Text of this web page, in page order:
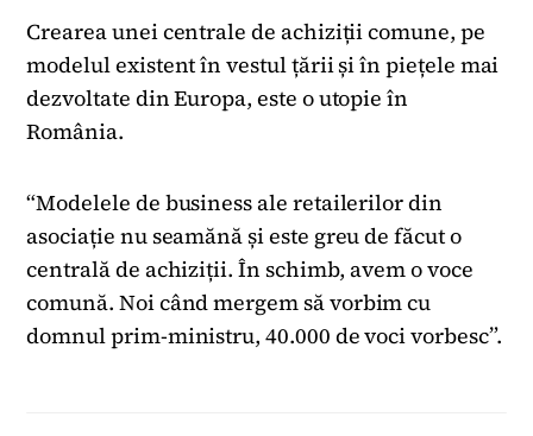
Crearea unei centrale de achiziții comune, pe
modelul existent în vestul țării și în piețele mai
dezvoltate din Europa, este o utopie în
România.
“Modelele de business ale retailerilor din
asociație nu seamănă și este greu de făcut o
centrală de achiziții. În schimb, avem o voce
comună. Noi când mergem să vorbim cu
domnul prim-ministru, 40.000 de voci vorbesc”.